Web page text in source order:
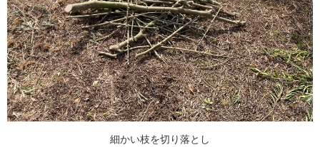
細かい枝を切り落とし